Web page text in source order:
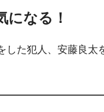
になる！
た犯人、安藤良太